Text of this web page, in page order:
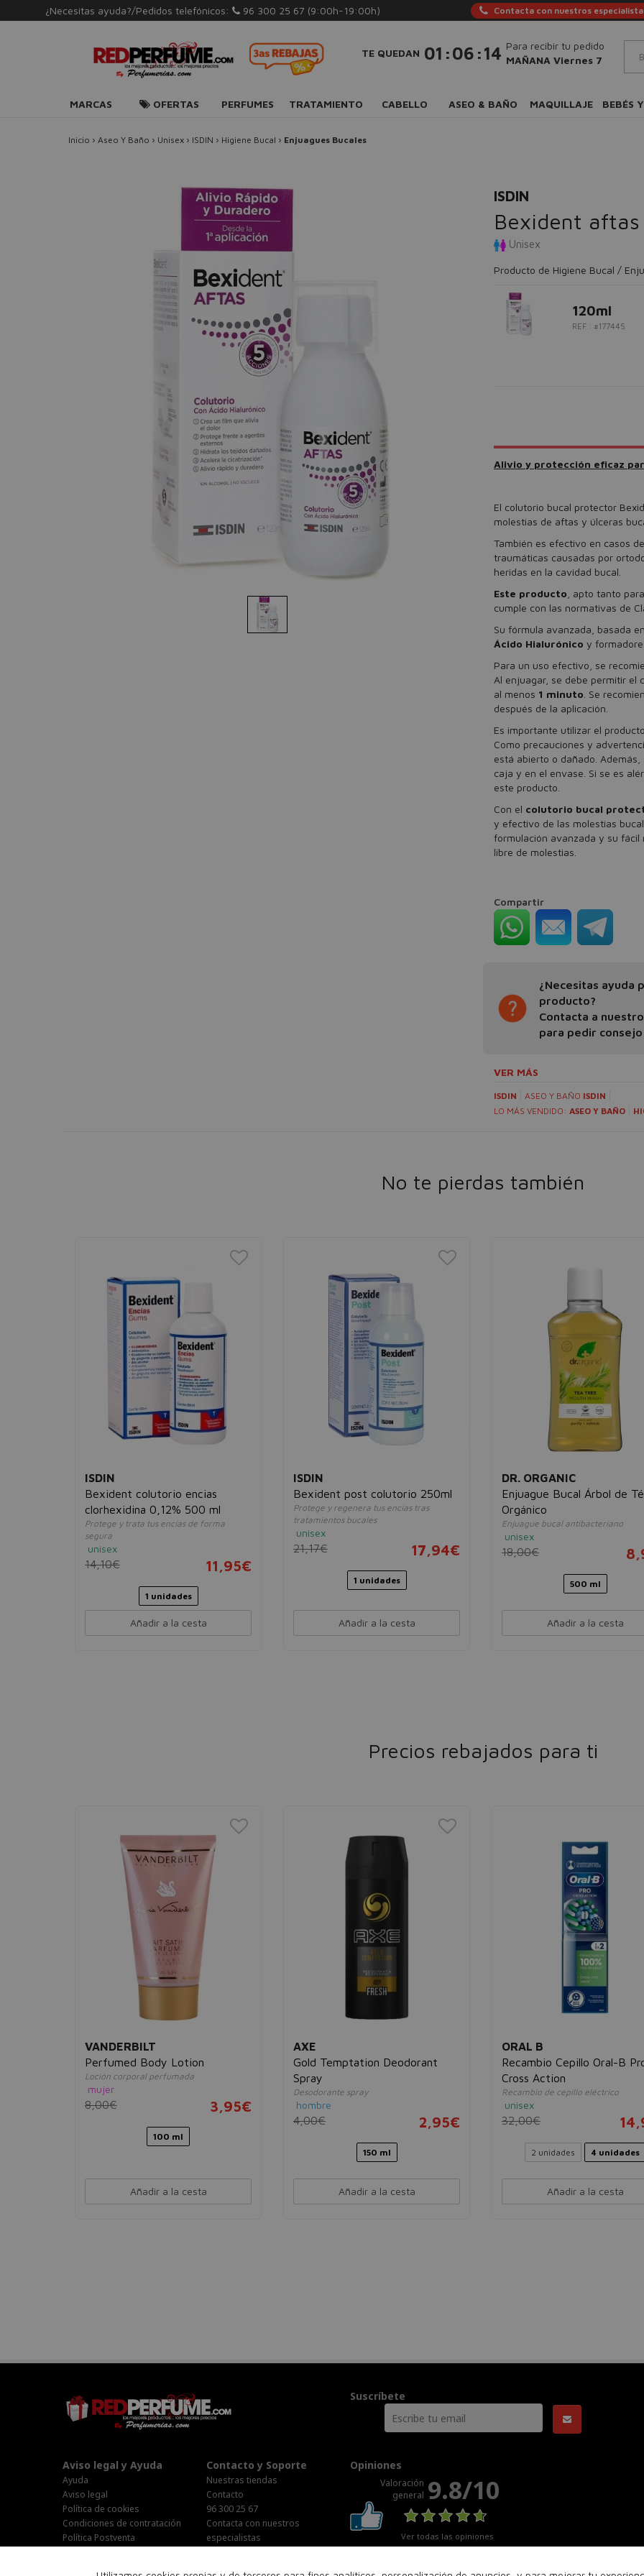
¿Necesitas ayuda?/Pedidos telefónicos: 96 300 25 67 (9:00h-19:00h) Contacta con nuestros
TE QUEDAN 01 :06 :13 Para recibir tu pedido
MAÑANA Viernes 7
MARCAS OFERTAS PERFUMES TRATAMIENTO CABELLO ASEO & BAÑO MAQUILLAJE BEBÉS
Inicio › Aseo Y Baño › Unisex › ISDIN › Higiene Bucal › Enjuagues Bucales
ISDIN
Bexident
Unisex
Producto de Higiene Bucal /
120ml
REF.: #177445
Alivio y protección eficaz
El colutorio bucal protector
molestias de aftas y úlceras
También es efectivo en casos
traumáticas causadas por
heridas en la cavidad bucal.
Este producto , apto tanto
cumple con las normativas de
Su fórmula avanzada, basada
Ácido Hialurónico y
Para un uso efectivo, se
Al enjuagar, se debe permitir el
al menos 1 minuto . Se
después de la aplicación.
Es importante utilizar el
Como precauciones y
está abierto o dañado.
caja y en el envase. Si se es
este producto.
Con el colutorio bucal
y efectivo de las molestias
formulación avanzada y su
libre de molestias.
Compartir
¿Necesitas ayuda
producto?
Contacta a
para pedir consejo
VER MÁS
ISDIN ASEO Y BAÑO ISDIN
LO MÁS VENDIDO: ASEO Y BAÑO
No te pierdas también
ISDIN
Bexident colutorio encias
clorhexidina 0,12% 500 ml
Protege y trata tus encías de forma
segura
unisex
14,10€ 11,95€
1 unidades
Añadir a la cesta
ISDIN
Bexident post colutorio 250ml
Protege y regenera tus encías tras
tratamientos bucales
unisex
21,17€ 17,94€
1 unidades
Añadir a la cesta
DR. ORGANIC
Enjuague Bucal Árbol de Té
Orgánico
Enjuague bucal antibacteriano
unisex
18,00€
500 ml
Añadir a la cesta
Precios rebajados para ti
VANDERBILT
Perfumed Body Lotion
Loción corporal perfumada
mujer
8,00€ 3,95€
100 ml
Añadir a la cesta
AXE
Gold Temptation Deodorant
Spray
Desodorante spray
hombre
4,00€ 2,95€
150 ml
Añadir a la cesta
ORAL B
Recambio Cepillo Oral-B
Cross Action
Recambio de cepillo eléctrico
unisex
32,00€
2 unidades 4 unidades
Añadir a la cesta
Suscríbete
Aviso legal y Ayuda
Ayuda
Aviso legal
Política de cookies
Condiciones de contratación
Política Postventa
Contacto y Soporte
Nuestras tiendas
Contacto
96 300 25 67
Contacta con nuestros
especialistas
Opiniones
Valoración
general 9.8/10
Ver todas las opiniones